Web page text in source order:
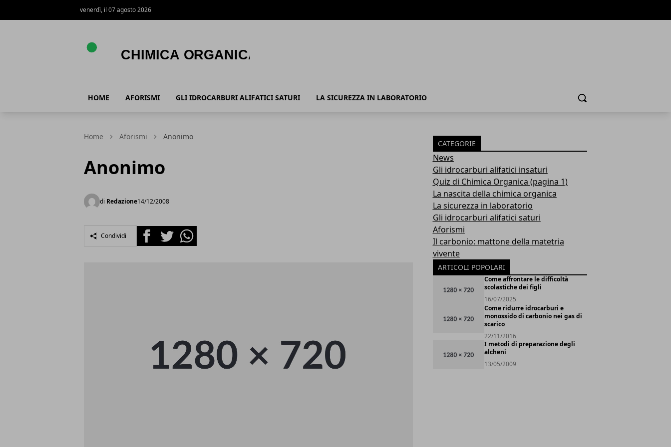
venerdì, il 07 agosto 2026
HOME AFORISMI GLI IDROCARBURI ALIFATICI SATURI LA SICUREZZA IN LABORATORIO Cerca
Home Aforismi Anonimo
Anonimo
di Redazione14/12/2008
Condividi FacebookTwitterWhatsapp
CATEGORIE
News
Gli idrocarburi alifatici insaturi
Quiz di Chimica Organica (pagina 1)
La nascita della chimica organica
La sicurezza in laboratorio
Gli idrocarburi alifatici saturi
Aforismi
Il carbonio: mattone della matetria
vivente
ARTICOLI POPOLARI
Come affrontare le difficoltà
scolastiche dei figli
16/07/2025
Come ridurre idrocarburi e
monossido di carbonio nei gas di
scarico
22/11/2016
I metodi di preparazione degli
alcheni
13/05/2009